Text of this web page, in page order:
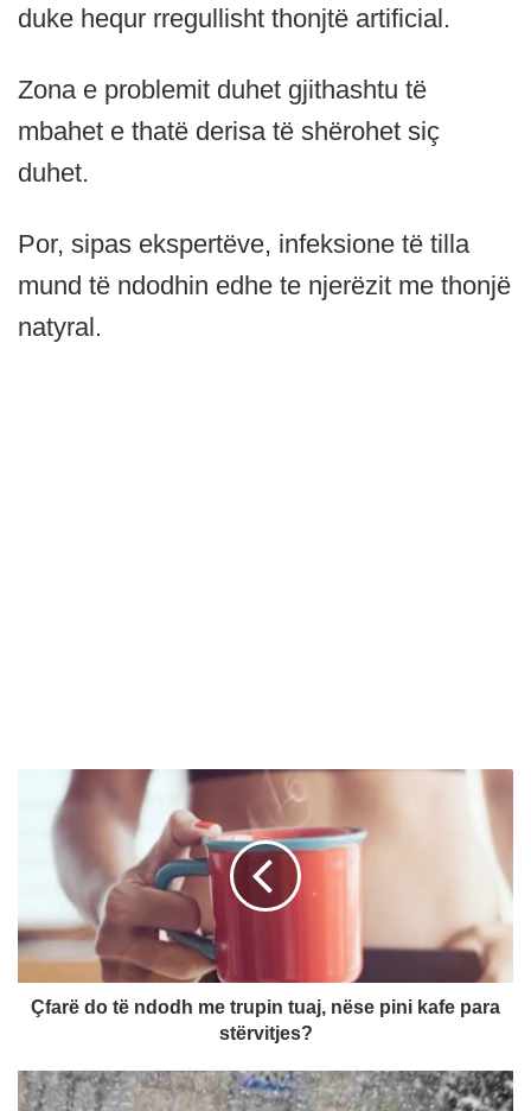
duke hequr rregullisht thonjtë artificial.
Zona e problemit duhet gjithashtu të
mbahet e thatë derisa të shërohet siç
duhet.
Por, sipas ekspertëve, infeksione të tilla
mund të ndodhin edhe te njerëzit me thonjë
natyral.
o
t
ë
d
h
Çfarë do të ndodh me trupin tuaj, nëse pini kafe para
stërvitjes?
N